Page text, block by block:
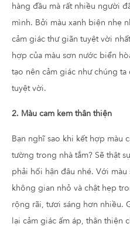
hàng đầu mà rất nhiều người
mình. Bởi màu xanh biện nhẹ
cảm giác thư giãn tuyệt vời
hợp của màu sơn nước biển
tạo nên cảm giác như chúng
tuyệt vời.
2. Màu cam kem thân thiện
Bạn nghĩ sao khi kết hợp màu
tường trong nhà tắm? Sẽ thật
phải hối hận đâu nhé. Với
không gian nhỏ và chật hẹp
rộng rãi, tươi sáng hơn nhiều.
lại cảm giác ấm áp, thân